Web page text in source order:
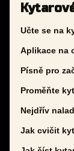
Učte se na
Aplikace na
Písně pro
Proměňte
Nejdřív
Jak cvičit